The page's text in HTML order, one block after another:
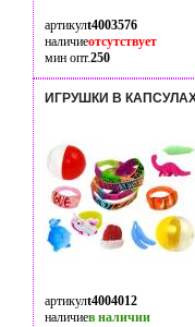
артикулt4003576
наличиеотсутствует
мин опт.250
ИГРУШКИ В
артикулt4004012
наличиев наличии